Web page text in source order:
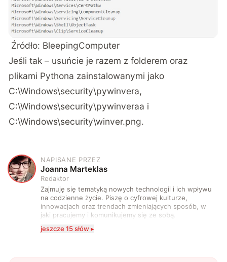
Źródło: BleepingComputer
Jeśli tak – usuńcie je razem z folderem oraz
plikami Pythona zainstalowanymi jako
C:\Windows\security\pywinvera,
C:\Windows\security\pywinveraa i
C:\Windows\security\winver.png.
J
NAPISANE PRZEZ
Joanna Marteklas
Redaktor
Zajmuję się tematyką nowych technologii i ich wpływu
na codzienne życie. Piszę o cyfrowej kulturze,
innowacjach oraz trendach zmieniających sposób, w
jaki pracujemy i komunikujemy się ze sobą.
Szczególnie interesuje mnie relacja między rozwojem
technologii a współczesną popkulturą. W wolnych
jeszcze 15 słów ▸